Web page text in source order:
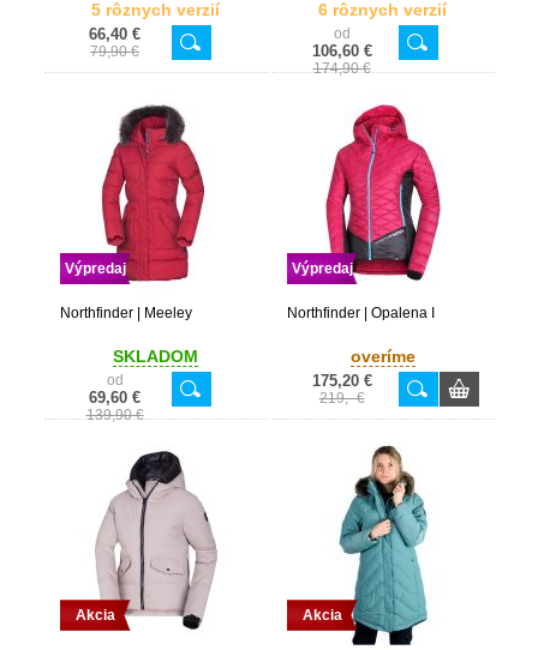
5 rôznych verzií
66,40 €
79,90 €
6 rôznych verzií
od
106,60 €
174,90 €
Výpredaj
Northfinder | Meeley
SKLADOM
od
69,60 €
139,90 €
Výpredaj
Northfinder | Opalena I
overíme
175,20 €
219,- €
Akcia Akcia